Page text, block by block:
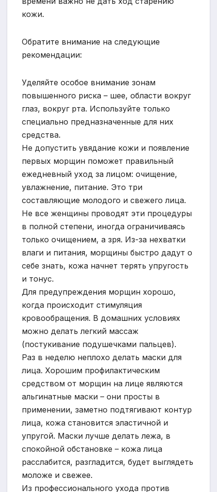
кожи.
Обратите внимание на следующие
рекомендации:
Уделяйте особое внимание зонам
повышенного риска – шее, области вокруг
глаз, вокруг рта. Используйте только
специально предназначенные для них
средства.
Не допустить увядание кожи и появление
первых морщин поможет правильный
ежедневный уход за лицом: очищение,
увлажнение, питание. Это три
составляющие молодого и свежего лица.
Не все женщины проводят эти процедуры
в полной степени, иногда ограничиваясь
только очищением, а зря. Из-за нехватки
влаги и питания, морщины быстро дадут о
себе знать, кожа начнет терять упругость
и тонус.
Для предупреждения морщин хорошо,
когда происходит стимуляция
кровообращения. В домашних условиях
можно делать легкий массаж
(постукивание подушечками пальцев).
Раз в неделю неплохо делать маски для
лица. Хорошим профилактическим
средством от морщин на лице являются
альгинатные маски – они просты в
применении, заметно подтягивают контур
лица, кожа становится эластичной и
упругой. Маски лучше делать лежа, в
спокойной обстановке – кожа лица
расслабится, разгладится, будет выглядеть
моложе и свежее.
Из профессионального ухода против